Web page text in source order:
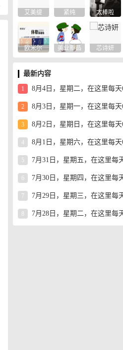
艾美缇 紧纯 太棒啦
欧米尔 美业新品 芯诗妍
最新内容
1 8月4日，星期二，在这里每天60秒
2 8月3日，星期一，在这里每天60秒
3 8月2日，星期日，在这里每天60秒
4 8月1日，星期六，在这里每天60秒
5 7月31日，星期五，在这里每天60秒
6 7月30日，星期四，在这里每天60秒
7 7月29日，星期三，在这里每天60秒
7月28日，星期二，在这里每天60秒